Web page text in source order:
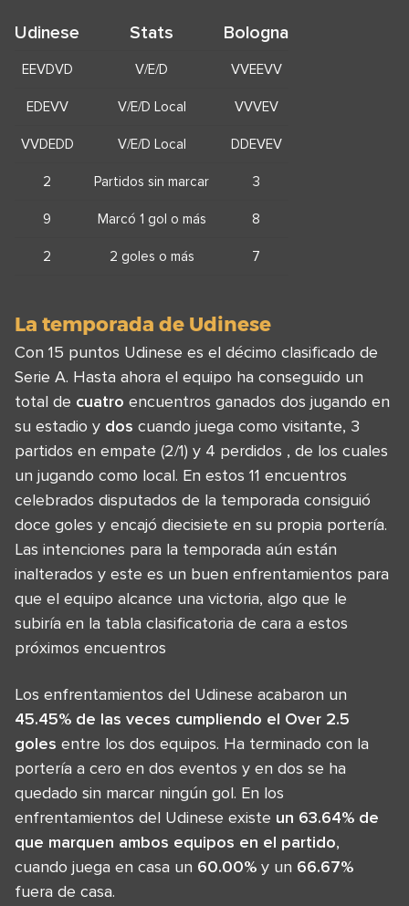
Udinese Stats Bologna
EEVDVD V/E/D VVEEVV
EDEVV V/E/D Local VVVEV
VVDEDD V/E/D Local DDEVEV
2 Partidos sin marcar 3
9 Marcó 1 gol o más 8
2 2 goles o más 7
La temporada de Udinese
Con 15 puntos Udinese es el décimo clasificado de
Serie A. Hasta ahora el equipo ha conseguido un
total de cuatro encuentros ganados dos jugando en
su estadio y dos cuando juega como visitante, 3
partidos en empate (2/1) y 4 perdidos , de los cuales
un jugando como local. En estos 11 encuentros
celebrados disputados de la temporada consiguió
doce goles y encajó diecisiete en su propia portería.
Las intenciones para la temporada aún están
inalterados y este es un buen enfrentamientos para
que el equipo alcance una victoria, algo que le
subiría en la tabla clasificatoria de cara a estos
próximos encuentros
Los enfrentamientos del Udinese acabaron un
45.45% de las veces cumpliendo el Over 2.5
goles entre los dos equipos. Ha terminado con la
portería a cero en dos eventos y en dos se ha
quedado sin marcar ningún gol. En los
enfrentamientos del Udinese existe un 63.64% de
que marquen ambos equipos en el partido,
cuando juega en casa un 60.00% y un 66.67%
fuera de casa.